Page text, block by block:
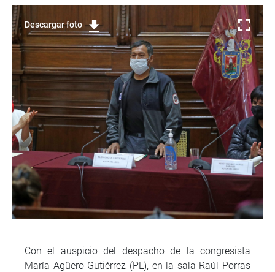
Descargar foto
Con el auspicio del despacho de la congresista
María Agüero Gutiérrez (PL), en la sala Raúl Porras